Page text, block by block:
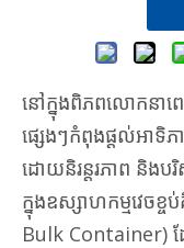
នៅក្នុងពិភពលោកនាពេ
ផ្សេងៗកំពុងផ្តល់អាទិភា
ដោយនិរន្តរភាព និងប
ក្នុងឧស្សាហកម្មវេច
Bulk Container) ដ